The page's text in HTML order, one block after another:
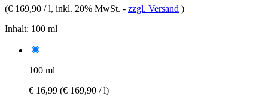
(€ 169,90 / l, inkl. 20% MwSt. - zzgl. Versand )
Inhalt: 100 ml
100 ml
€ 16,99 (€ 169,90 / l)